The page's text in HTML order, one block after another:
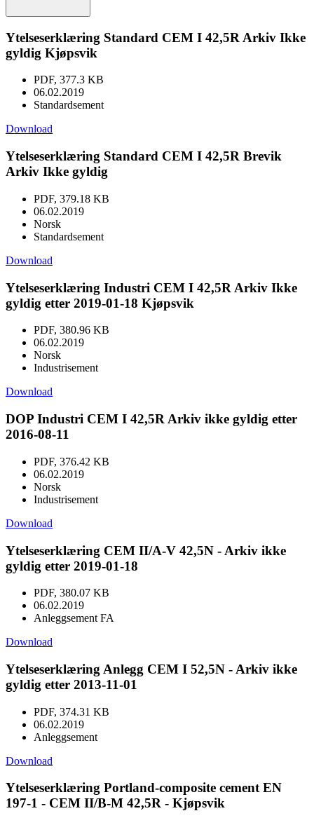
Ytelseserklæring Standard CEM I 42,5R Arkiv Ikke
gyldig Kjøpsvik
PDF, 377.3 KB
06.02.2019
Standardsement
Download
Ytelseserklæring Standard CEM I 42,5R Brevik
Arkiv Ikke gyldig
PDF, 379.18 KB
06.02.2019
Norsk
Standardsement
Download
Ytelseserklæring Industri CEM I 42,5R Arkiv Ikke
gyldig etter 2019-01-18 Kjøpsvik
PDF, 380.96 KB
06.02.2019
Norsk
Industrisement
Download
DOP Industri CEM I 42,5R Arkiv ikke gyldig etter
2016-08-11
PDF, 376.42 KB
06.02.2019
Norsk
Industrisement
Download
Ytelseserklæring CEM II/A-V 42,5N - Arkiv ikke
gyldig etter 2019-01-18
PDF, 380.07 KB
06.02.2019
Anleggsement FA
Download
Ytelseserklæring Anlegg CEM I 52,5N - Arkiv ikke
gyldig etter 2013-11-01
PDF, 374.31 KB
06.02.2019
Anleggsement
Download
Ytelseserklæring Portland-composite cement EN
197-1 - CEM II/B-M 42,5R - Kjøpsvik